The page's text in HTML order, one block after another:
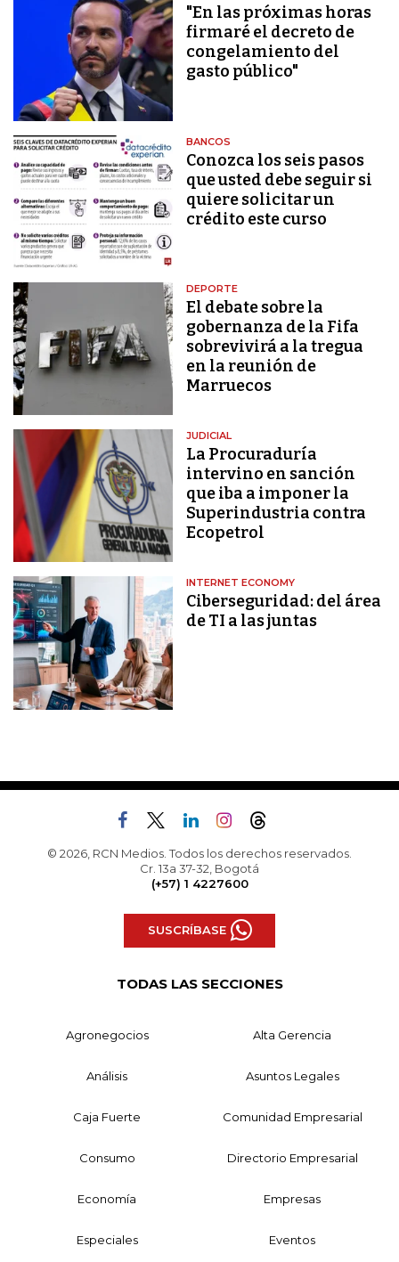
"En las próximas horas
firmaré el decreto de
congelamiento del
gasto público"
BANCOS
Conozca los seis pasos
que usted debe seguir si
quiere solicitar un
crédito este curso
DEPORTE
El debate sobre la
gobernanza de la Fifa
sobrevivirá a la tregua
en la reunión de
Marruecos
JUDICIAL
La Procuraduría
intervino en sanción
que iba a imponer la
Superindustria contra
Ecopetrol
INTERNET ECONOMY
Ciberseguridad: del área
de TI a las juntas
© 2026, RCN Medios. Todos los derechos reservados.
Cr. 13a 37-32, Bogotá
(+57) 1 4227600
SUSCRÍBASE
TODAS LAS SECCIONES
Agronegocios Alta Gerencia
Análisis Asuntos Legales
Caja Fuerte Comunidad Empresarial
Consumo Directorio Empresarial
Economía Empresas
Especiales Eventos